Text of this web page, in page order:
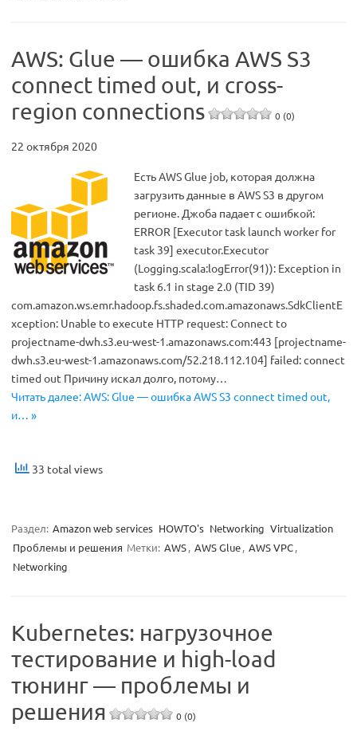
AWS: Glue — ошибка AWS S3
connect timed out, и cross-
region connections
0 (0)
22 октября 2020
Есть AWS Glue job, которая должна
загрузить данные в AWS S3 в другом
регионе. Джоба падает с ошибкой:
ERROR [Executor task launch worker for
task 39] executor.Executor
(Logging.scala:logError(91)): Exception in
task 6.1 in stage 2.0 (TID 39)
com.amazon.ws.emr.hadoop.fs.shaded.com.amazonaws.SdkClientE
xception: Unable to execute HTTP request: Connect to
projectname-dwh.s3.eu-west-1.amazonaws.com:443 [projectname-
dwh.s3.eu-west-1.amazonaws.com/52.218.112.104] failed: connect
timed out Причину искал долго, потому…
Читать далее: AWS: Glue — ошибка AWS S3 connect timed out,
и… »
33 total views
Раздел: Amazon web services HOWTO's Networking Virtualization
Проблемы и решения Метки: AWS, AWS Glue, AWS VPC,
Networking
Kubernetes: нагрузочное
тестирование и high-load
тюнинг — проблемы и
решения
0 (0)